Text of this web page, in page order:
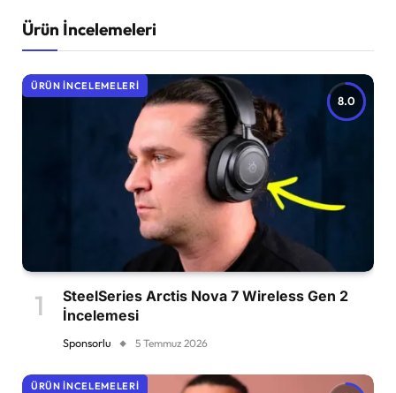
Ürün İncelemeleri
8.0
ÜRÜN İNCELEMELERI
SteelSeries Arctis Nova 7 Wireless Gen 2
İncelemesi
Sponsorlu 5 Temmuz 2026
ÜRÜN İNCELEMELERI